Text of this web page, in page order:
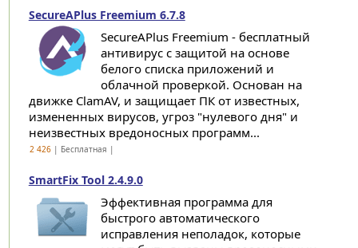
SecureAPlus Freemium 6.7.8
SecureAPlus Freemium - бесплатный
антивирус с защитой на основе
белого списка приложений и
облачной проверкой. Основан на
движке ClamAV, и защищает ПК от известных,
измененных вирусов, угроз "нулевого дня" и
неизвестных вредоносных программ...
2 426| Бесплатная |
SmartFix Tool 2.4.9.0
Эффективная программа для
быстрого автоматического
исправления неполадок, которые